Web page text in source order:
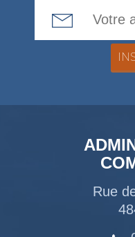
Rue